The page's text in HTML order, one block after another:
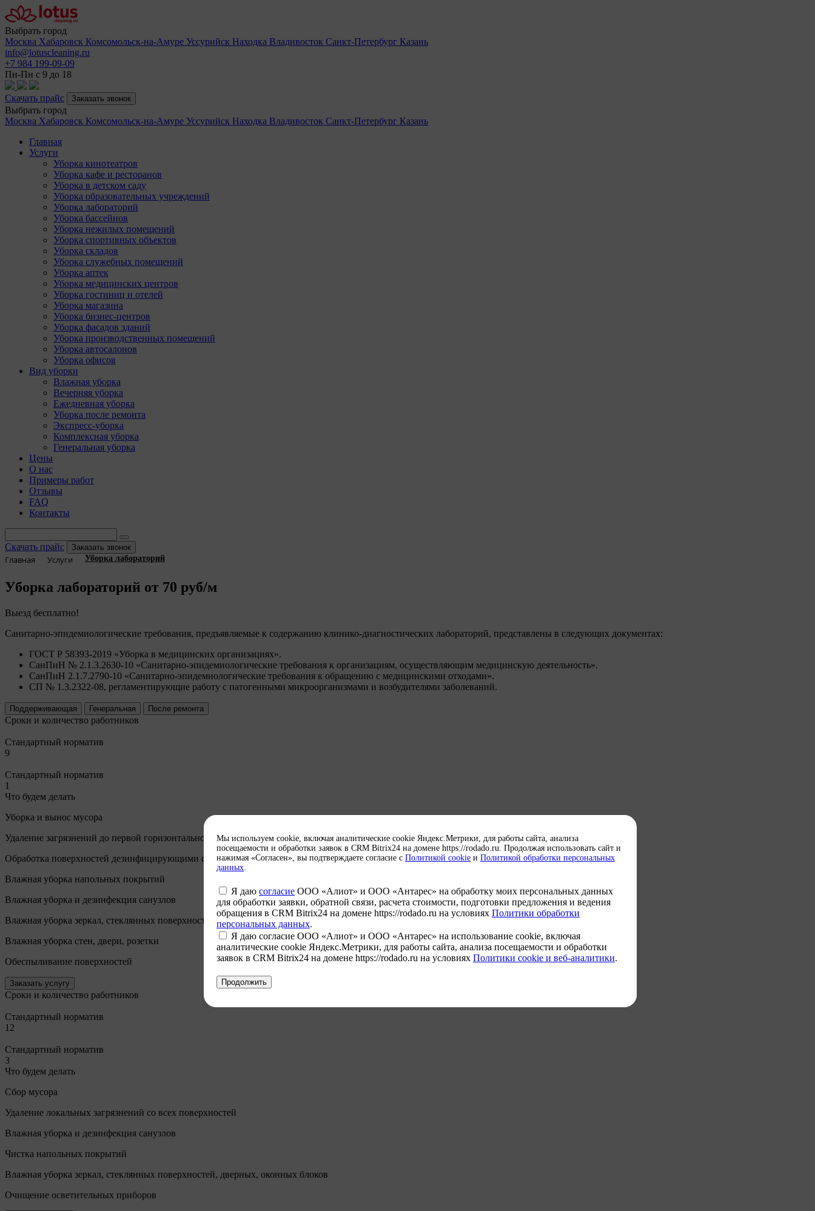
Мы используем cookie, включая аналитические cookie Яндекс.Метрики, для работы сайта, анализа
посещаемости и обработки заявок в CRM Bitrix24 на домене https://rodado.ru. Продолжая использовать сайт и
нажимая «Согласен», вы подтверждаете согласие с Политикой cookie и Политикой обработки персональных
данных.
Я даю согласие ООО «Алиот» и ООО «Антарес» на обработку моих персональных данных
для обработки заявки, обратной связи, расчета стоимости, подготовки предложения и ведения
обращения в CRM Bitrix24 на домене https://rodado.ru на условиях Политики обработки
персональных данных.
Я даю согласие ООО «Алиот» и ООО «Антарес» на использование cookie, включая
аналитические cookie Яндекс.Метрики, для работы сайта, анализа посещаемости и обработки
заявок в CRM Bitrix24 на домене https://rodado.ru на условиях Политики cookie и веб-аналитики.
Продолжить
Выбрать город
Москва Хабаровск Комсомольск-на-Амуре Уссурийск Находка Владивосток Санкт-Петербург Казань
info@lotuscleaning.ru
+7 984 199-09-09
Пн-Пн с 9 до 18
Скачать прайс Заказать звонок
Выбрать город
Москва Хабаровск Комсомольск-на-Амуре Уссурийск Находка Владивосток Санкт-Петербург Казань
Главная
Услуги
Уборка кинотеатров
Уборка кафе и ресторанов
Уборка в детском саду
Уборка образовательных учреждений
Уборка лабораторий
Уборка бассейнов
Уборка нежилых помещений
Уборка спортивных объектов
Уборка складов
Уборка служебных помещений
Уборка аптек
Уборка медицинских центров
Уборка гостиниц и отелей
Уборка магазина
Уборка бизнес-центров
Уборка фасадов зданий
Уборка производственных помещений
Уборка автосалонов
Уборка офисов
Вид уборки
Влажная уборка
Вечерняя уборка
Ежедневная уборка
Уборка после ремонта
Экспресс-уборка
Комплексная уборка
Генеральная уборка
Цены
О нас
Примеры работ
Отзывы
FAQ
Контакты
Скачать прайс Заказать звонок
Главная Услуги Уборка лабораторий
Уборка лабораторий от 70 руб/м
Выезд бесплатно!
Санитарно-эпидемиологические требования, предъявляемые к содержанию клинико-диагностических лабораторий, представлены в следующих документах:
ГОСТ Р 58393-2019
Уборка в медицинских организациях .
СанПиН № 2.1.3.2630-10
Санитарно-эпидемиологические требования к организациям, осуществляющим медицинскую деятельность .
СанПиН 2.1.7.2790-10
Санитарно-эпидемиологические требования к обращению с медицинскими отходами .
СП № 1.3.2322-08, регламентирующие работу с патогенными микроорганизмами и возбудителями заболеваний.
Поддерживающая Генеральная После ремонта
Сроки и количество работников
Стандартный норматив
9
Стандартный норматив
1
Что будем делать
Уборка и вынос мусора
Удаление загрязнений до первой горизонтальной поверхности
Обработка поверхностей дезинфицирующими составами
Влажная уборка напольных покрытий
Влажная уборка и дезинфекция санузлов
Влажная уборка зеркал, стеклянных поверхностей
Влажная уборка стен, двери, розетки
Обеспыливание поверхностей
Заказать услугу
Сроки и количество работников
Стандартный норматив
12
Стандартный норматив
3
Что будем делать
Сбор мусора
Удаление локальных загрязнений со всех поверхностей
Влажная уборка и дезинфекция санузлов
Чистка напольных покрытий
Влажная уборка зеркал, стеклянных поверхностей, дверных, оконных блоков
Очищение осветительных приборов